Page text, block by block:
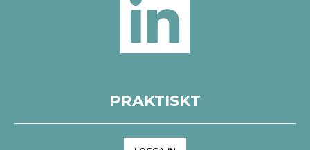
PRAKTISKT